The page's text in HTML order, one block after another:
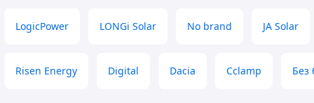
LogicPower LONGi Solar No brand JA Solar
Risen Energy Digital Dacia Cclamp Без